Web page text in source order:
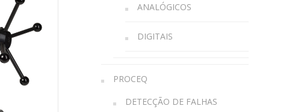
ANALÓGICOS
DIGITAIS
PROCEQ
DETECÇÃO DE FALHAS